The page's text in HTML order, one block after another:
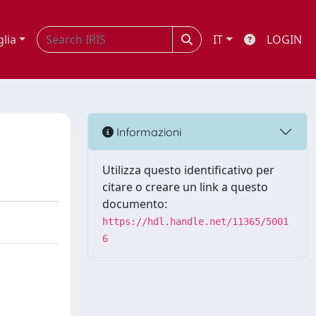
IT LOGIN
Informazioni
Utilizza questo identificativo per
citare o creare un link a questo
documento:
https://hdl.handle.net/11365/5001
6